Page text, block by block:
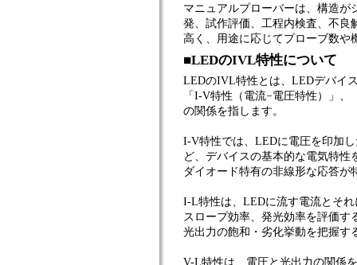
マニュアルプローバーは、構造が
発、試作評価、工程内検査、不良
高く、用途に応じてプローブ数や
■LEDのIVL特性について
LEDのIVL特性とは、LEDデバイ
「I-V特性（電流−電圧特性）」
の関係を指します。
I-V特性では、LEDに電圧を印加
ど、デバイスの基本的な電気特
ダイオード特有の非線形な応答
I-L特性は、LEDに流す電流とそ
スロープ効率、発光効率を評価す
光出力の飽和・劣化挙動を把握す
V-L特性は、電圧と光出力の関係